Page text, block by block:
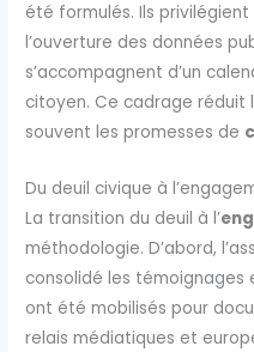
été formulés. Ils
l’ouverture des données
s’accompagnent d’un
citoyen. Ce cadrage réduit
souvent les promesses de
Du deuil civique à
La transition du deuil à l’
méthodologie. D’abord,
consolidé les témoignages
ont été mobilisés pour
relais médiatiques et